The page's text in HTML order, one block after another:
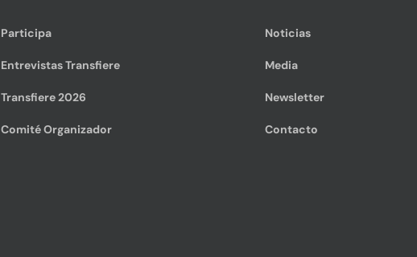
Participa
Entrevistas Transfiere
Transfiere 2026
Comité Organizador
Noticias
Media
Newsletter
Contacto